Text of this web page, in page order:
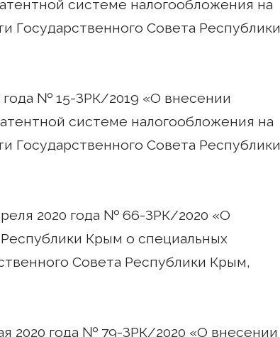
системе налогообложения на
Государственного Совета Республики
года № 15-ЗРК/2019 «О внесении
системе налогообложения на
Государственного Совета Республики
2020 года № 66-ЗРК/2020 «О
Крым о специальных
Совета Республики Крым,
2020 года № 79-ЗРК/2020 «О внесении